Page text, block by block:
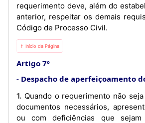
requerimento deve, além do
anterior, respeitar os demais
Código de Processo Civil.
⇡ Início da Página
Artigo 7º
Despacho de aperfeiçoamento
1. Quando o requerimento não seja instruído com os
documentos necessários,
ou com deficiências que sejam